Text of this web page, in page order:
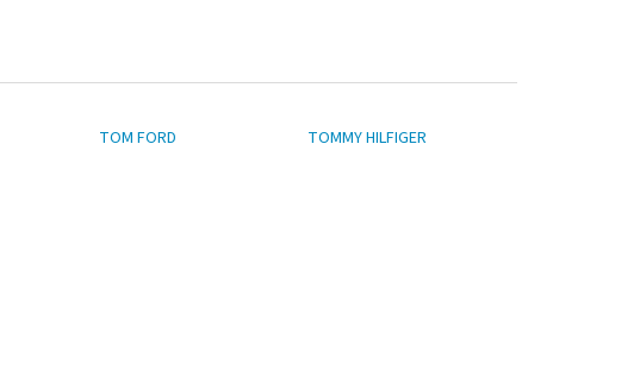
TOM FORD TOMMY HILFIGER